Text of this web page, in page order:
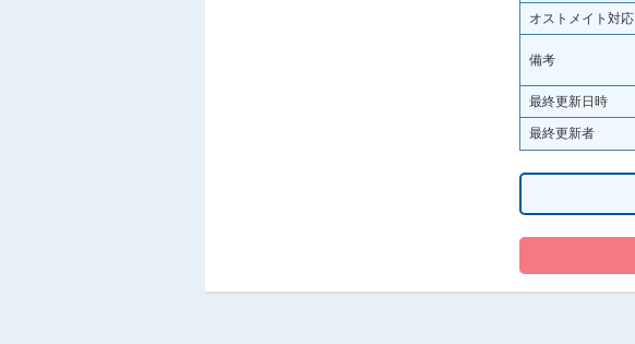
オストメイト対応
備考
最終更新日時
最終更新者